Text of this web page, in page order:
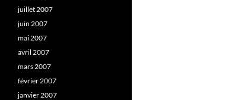
juillet 2007
juin 2007
mai 2007
avril 2007
mars 2007
février 2007
janvier 2007